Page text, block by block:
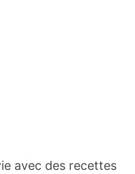
avec des recettes